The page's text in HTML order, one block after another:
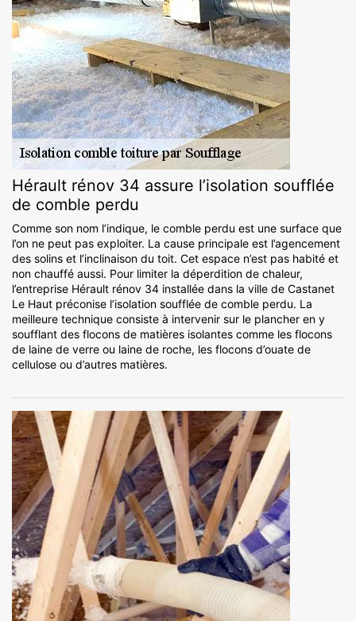
Hérault rénov 34 assure l’isolation soufflée
de comble perdu
Comme son nom l’indique, le comble perdu est une surface que
l’on ne peut pas exploiter. La cause principale est l’agencement
des solins et l’inclinaison du toit. Cet espace n’est pas habité et
non chauffé aussi. Pour limiter la déperdition de chaleur,
l’entreprise Hérault rénov 34 installée dans la ville de Castanet
Le Haut préconise l’isolation soufflée de comble perdu. La
meilleure technique consiste à intervenir sur le plancher en y
soufflant des flocons de matières isolantes comme les flocons
de laine de verre ou laine de roche, les flocons d’ouate de
cellulose ou d’autres matières.